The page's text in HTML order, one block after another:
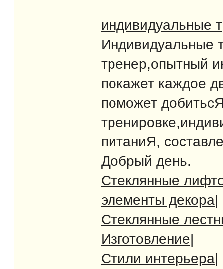
индивидуальные
Индивидуальные
тренер,опытный
покажет каждое
поможет
питаниЯ,
Добрый день.
Стеклянные
элементы декора|
Стеклянные
Изготовление|
Стили интерьера|